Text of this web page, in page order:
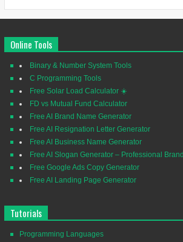
Online Tools
Binary & Number System Tools
C Programming Tools
Free Solar Load Calculator ☀️
FD vs Mutual Fund Calculator
Free AI Brand Name Generator
Free AI Resignation Letter Generator
Free AI Business Name Generator
Free AI Slogan Generator – Professional
Free Google Ads Copy Generator
Free AI Landing Page Generator
Tutorials
Programming Languages